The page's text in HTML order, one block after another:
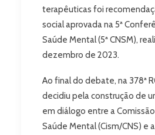
terapêuticas foi
social aprovada na 5ª
Saúde Mental (5ª CNSM),
dezembro de 2023.
Ao final do debate, na 378ª
decidiu pela construção de
em diálogo entre a
Saúde Mental (Cism/CNS) e